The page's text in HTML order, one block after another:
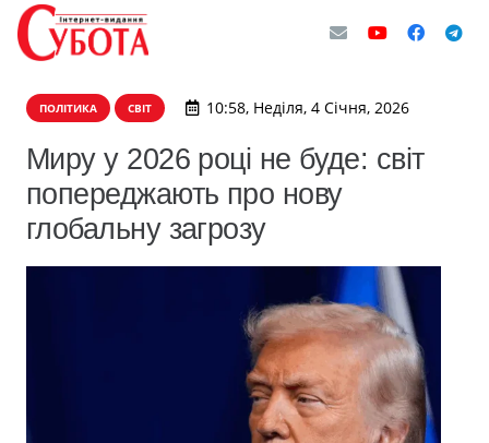
ПОЛІТИКА СВІТ 10:58, Неділя, 4 Січня, 2026
Миру у 2026 році не буде: світ
попереджають про нову
глобальну загрозу